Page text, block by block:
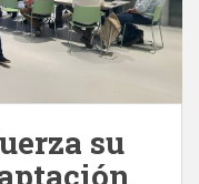
su